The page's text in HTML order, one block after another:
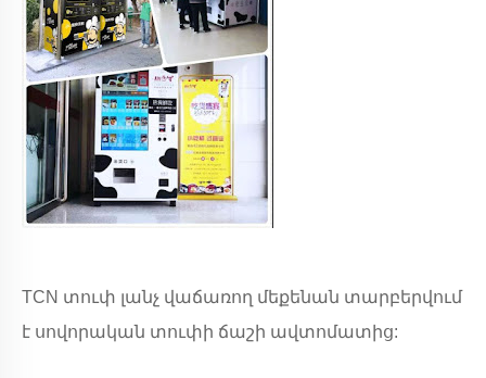
TCN տուփ լանչ վաճառող մեքենան տարբերվում
է սովորական տուփի ճաշի ավտոմատից: